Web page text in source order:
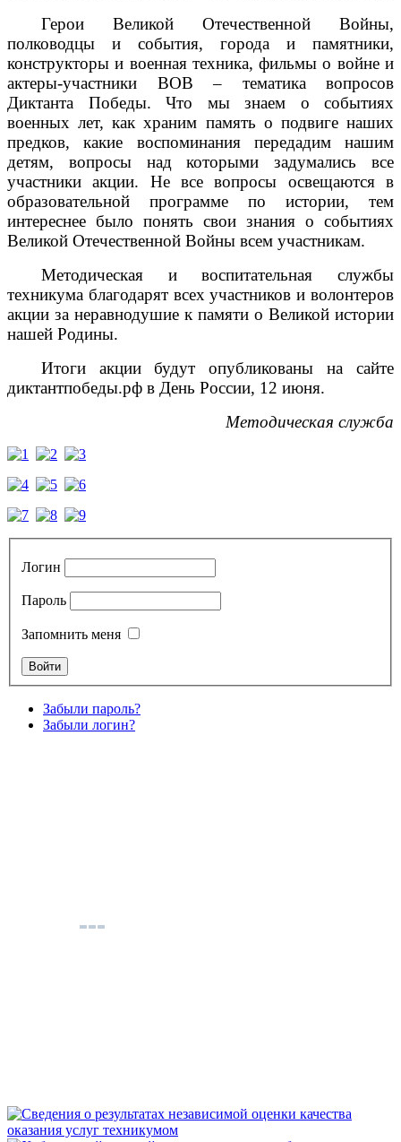
Герои Великой Отечественной Войны,
полководцы и события, города и памятники,
конструкторы и военная техника, фильмы о войне и
актеры-участники ВОВ – тематика вопросов
Диктанта Победы. Что мы знаем о событиях
военных лет, как храним память о подвиге наших
предков, какие воспоминания передадим нашим
детям, вопросы над которыми задумались все
участники акции. Не все вопросы освещаются в
образовательной программе по истории, тем
интереснее было понять свои знания о событиях
Великой Отечественной Войны всем участникам.
Методическая и воспитательная службы
техникума благодарят всех участников и волонтеров
акции за неравнодушие к памяти о Великой истории
нашей Родины.
Итоги акции будут опубликованы на сайте
диктантпобеды.рф в День России, 12 июня.
Методическая служба
Логин
Пароль
Запомнить меня
Забыли пароль?
Забыли логин?